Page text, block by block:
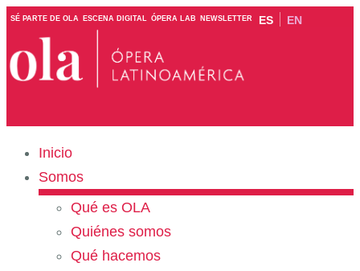
SÉ PARTE DE OLA ESCENA DIGITAL ÓPERA LAB NEWSLETTER ES EN
Inicio
Somos
Qué es OLA
Quiénes somos
Qué hacemos